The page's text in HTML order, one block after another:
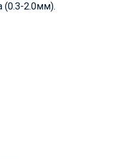
(0.3-2.0мм).